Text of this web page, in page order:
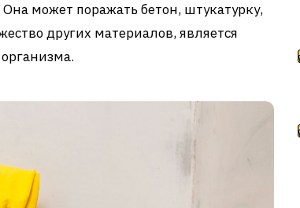
может поражать бетон, штукатурку,
других материалов, является